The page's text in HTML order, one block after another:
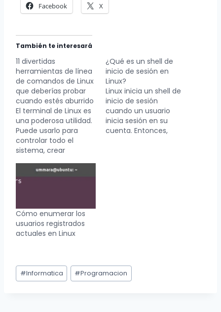
Facebook X
También te interesará
11 divertidas
herramientas de línea
de comandos de Linux
que deberías probar
cuando estés aburrido
El terminal de Linux es
una poderosa utilidad.
Puede usarlo para
controlar todo el
sistema, crear
mientras realiza sus
tareas diarias. Pero
seguir mirando una
línea de comando y
continuar con su
trabajo. Por suerte
fuente…
¿Qué es un shell de
inicio de sesión en
Linux?
Linux inicia un shell de
inicio de sesión
cuando un usuario
inicia sesión en su
cuenta. Entonces,
Cómo enumerar los
usuarios registrados
actuales en Linux
Etiquetas
de
#Informatica #Programacion